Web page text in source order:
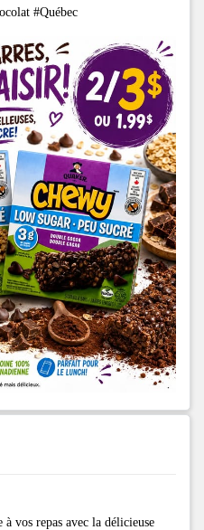
#Québec
vos repas avec la délicieuse